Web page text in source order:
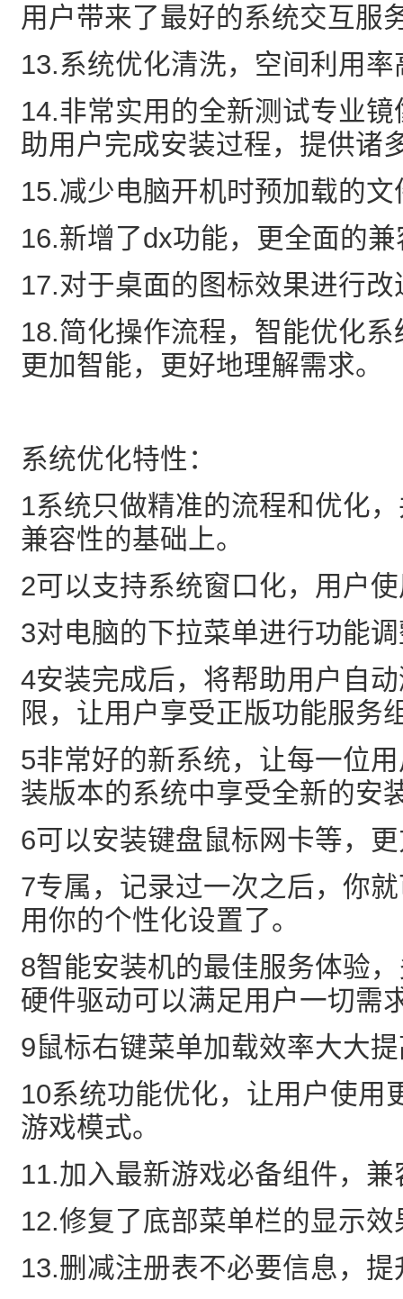
用户带来了最好的系统交互服
13.系统优化清洗，空间利用
14.非常实用的全新测试专业
助用户完成安装过程，提供诸
15.减少电脑开机时预加载的
16.新增了dx功能，更全面的
17.对于桌面的图标效果进行改
18.简化操作流程，智能优化
更加智能，更好地理解需求。
系统优化特性：
1系统只做精准的流程和优化
兼容性的基础上。
2可以支持系统窗口化，用户
3对电脑的下拉菜单进行功能
4安装完成后，将帮助用户自
限，让用户享受正版功能服务
5非常好的新系统，让每一位
装版本的系统中享受全新的安
6可以安装键盘鼠标网卡等，
7专属，记录过一次之后，你
用你的个性化设置了。
8智能安装机的最佳服务体验
硬件驱动可以满足用户一切需
9鼠标右键菜单加载效率大大
10系统功能优化，让用户使用
游戏模式。
11.加入最新游戏必备组件，
12.修复了底部菜单栏的显示效
13.删减注册表不必要信息，